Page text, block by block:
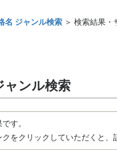
名 ジャンル検索 ＞ 検索結果・
ャンル検索
す。
をクリックしていただくと